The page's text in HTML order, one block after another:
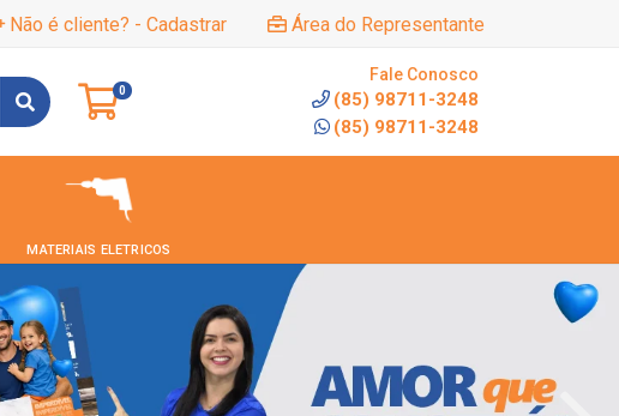
Não é cliente? - Cadastrar Área do Representante
0
Fale Conosco
(85) 98711-3248
(85) 98711-3248
MATERIAIS ELETRICOS